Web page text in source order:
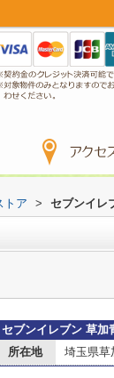
トア > セブンイレ
セブンイレブン 草加
所在地
埼玉県草